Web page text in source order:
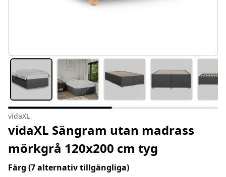
vidaXL
vidaXL Sängram utan madrass
mörkgrå 120x200 cm tyg
Färg (7 alternativ tillgängliga)